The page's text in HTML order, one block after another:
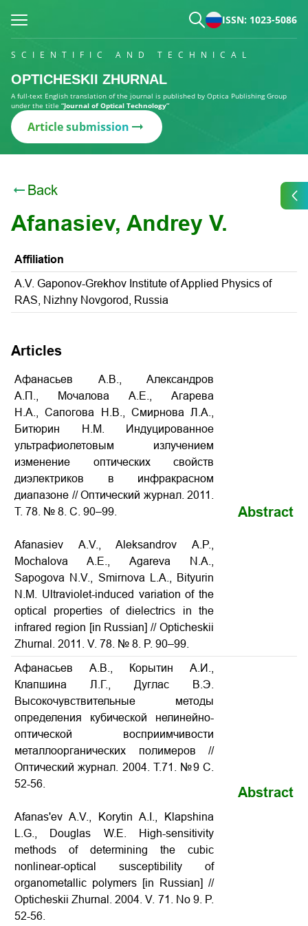
ISSN: 1023-5086
SCIENTIFIC AND TECHNICAL
OPTICHESKII ZHURNAL
A full-text English translation of the journal is published by Optica Publishing Group
under the title “Journal of Optical Technology”
Article submission
Back
Afanasiev, Andrey V.
Affiliation
A.V. Gaponov-Grekhov Institute of Applied Physics of
RAS, Nizhny Novgorod, Russia
Articles
Афанасьев А.В., Александров
А.П., Мочалова А.Е., Агарева
Н.А., Сапогова Н.В., Смирнова Л.А.,
Битюрин Н.М. Индуцированное
ультрафиолетовым излучением
изменение оптических свойств
диэлектриков в инфракрасном
диапазоне // Оптический журнал. 2011.
Т. 78. № 8. С. 90–99.
Afanasiev A.V., Aleksandrov A.P.,
Mochalova A.E., Agareva N.A.,
Sapogova N.V., Smirnova L.A., Bityurin
N.M. Ultraviolet-induced variation of the
optical properties of dielectrics in the
infrared region [in Russian] // Opticheskii
Zhurnal. 2011. V. 78. № 8. P. 90–99.
Abstract
Афанасьев А.В., Корытин А.И.,
Клапшина Л.Г., Дуглас В.Э.
Высокочувствительные методы
определения кубической нелинейно-
оптической восприимчивости
металлоорганических полимеров //
Оптический журнал. 2004. Т.71. №9 С.
52-56.
Afanas'ev A.V., Korytin A.I., Klapshina
L.G., Douglas W.E. High-sensitivity
methods of determining the cubic
nonlinear-optical susceptibility of
organometallic polymers [in Russian] //
Opticheskii Zhurnal. 2004. V. 71. No 9. P.
52-56
Abstract